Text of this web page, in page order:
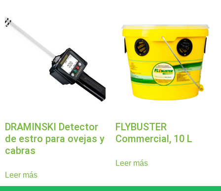
DRAMINSKI Detector
de estro para ovejas y
cabras
Leer más
FLYBUSTER
Commercial, 10 L
Leer más